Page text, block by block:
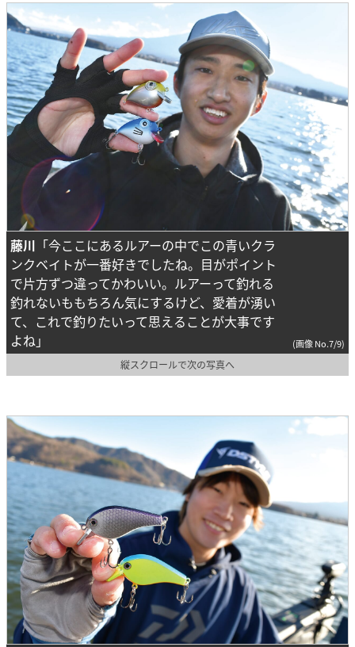
藤川 「今ここにあるルアーの中でこの青いクラ
ンクベイトが一番好きでしたね。目がポイント
で片方ずつ違ってかわいい。ルアーって釣れる
釣れないももちろん気にするけど、愛着が湧い
て、これで釣りたいって思えることが大事です
よね」
(画像 No.7/9)
縦スクロールで次の写真へ